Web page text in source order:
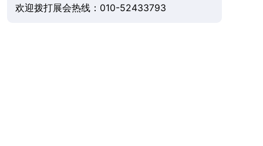
欢迎拨打展会热线：010-52433793